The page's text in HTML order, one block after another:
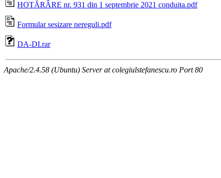
HOTĂRÂRE nr. 931 din 1 septembrie 2021 conduita.pdf
Formular sesizare nereguli.pdf
DA-DI.rar
Apache/2.4.58 (Ubuntu) Server at colegiulstefanescu.ro Port 80